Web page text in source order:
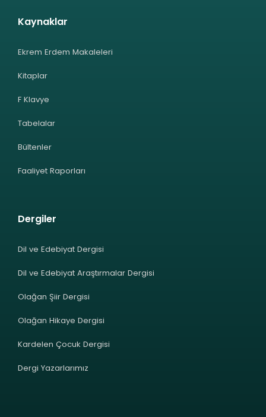
Kaynaklar
Ekrem Erdem Makaleleri
Kitaplar
F Klavye
Tabelalar
Bültenler
Faaliyet Raporları
Dergiler
Dil ve Edebiyat Dergisi
Dil ve Edebiyat Araştırmalar Dergisi
Olağan Şiir Dergisi
Olağan Hikaye Dergisi
Kardelen Çocuk Dergisi
Dergi Yazarlarımız